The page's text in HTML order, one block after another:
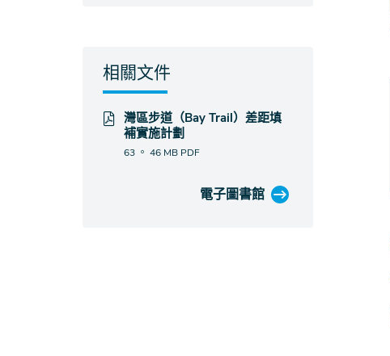
相關文件
灣區步道（Bay Trail）差距填
補實施計劃
63 。 46 MB PDF
電子圖書館